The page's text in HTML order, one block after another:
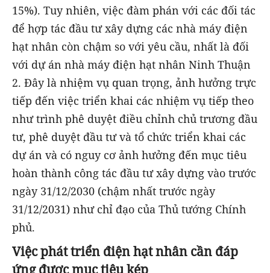
15%). Tuy nhiên, việc đàm phán với các đối tác
để hợp tác đầu tư xây dựng các nhà máy điện
hạt nhân còn chậm so với yêu cầu, nhất là đối
với dự án nhà máy điện hạt nhân Ninh Thuận
2. Đây là nhiệm vụ quan trọng, ảnh hưởng trực
tiếp đến việc triển khai các nhiệm vụ tiếp theo
như trình phê duyệt điều chỉnh chủ trương đầu
tư, phê duyệt đầu tư và tổ chức triển khai các
dự án và có nguy cơ ảnh hưởng đến mục tiêu
hoàn thành công tác đầu tư xây dựng vào trước
ngày 31/12/2030 (chậm nhất trước ngày
31/12/2031) như chỉ đạo của Thủ tướng Chính
phủ.
Việc phát triển điện hạt nhân cần đáp
ứng được mục tiêu kép